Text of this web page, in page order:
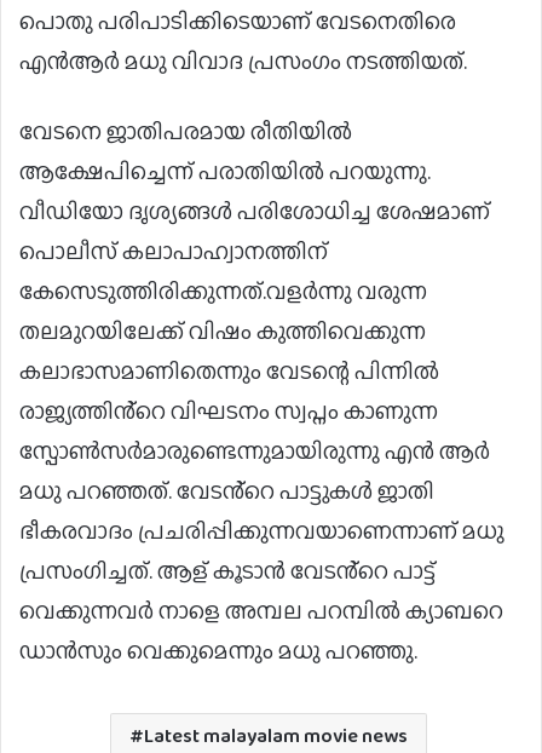
പൊതു പരിപാടിക്കിടെയാണ് വേടനെതിരെ
എൻആർ മധു വിവാദ പ്രസം​ഗം നടത്തിയത്.
വേടനെ ജാതിപരമായ രീതിയിൽ
ആക്ഷേപിച്ചെന്ന് പരാതിയിൽ പറയുന്നു‌.
വീഡിയോ ദൃശ്യങ്ങൾ പരിശോധിച്ച ശേഷമാണ്
പൊലീസ് കലാപാഹ്വാനത്തിന്
കേസെടുത്തിരിക്കുന്നത്.വളർന്നു വരുന്ന
തലമുറയിലേക്ക് വിഷം കുത്തിവെക്കുന്ന
കലാഭാസമാണിതെന്നും വേടന്റെ പിന്നിൽ
രാജ്യത്തിൻ്റെ വിഘടനം സ്വപ്നം കാണുന്ന
സ്പോൺസർമാരുണ്ടെന്നുമായിരുന്നു എൻ ആർ
മധു പറഞ്ഞത്. വേടൻ്റെ പാട്ടുകൾ ജാതി
ഭീകരവാദം പ്രചരിപ്പിക്കുന്നവയാണെന്നാണ് മധു
പ്രസംഗിച്ചത്. ആള് കൂടാൻ വേടൻ്റെ പാട്ട്
വെക്കുന്നവർ നാളെ അമ്പല പറമ്പിൽ ക്യാബറെ
ഡാൻസും വെക്കുമെന്നും മധു പറഞ്ഞു.
Latest malayalam movie news